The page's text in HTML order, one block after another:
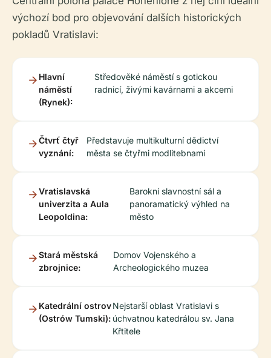
výchozí bod pro objevování dalších historických
pokladů Vratislavi:
Hlavní
náměstí
(Rynek):
Středověké náměstí s gotickou
radnicí, živými kavárnami a akcemi
Čtvrť čtyř
vyznání:
Představuje multikulturní dědictví
města se čtyřmi modlitebnami
Vratislavská
univerzita a Aula
Leopoldina:
Barokní slavnostní sál a
panoramatický výhled na
město
Stará městská
zbrojnice:
Domov Vojenského a
Archeologického muzea
Katedrální ostrov
(Ostrów Tumski):
Nejstarší oblast Vratislavi s
úchvatnou katedrálou sv. Jana
Křtitele